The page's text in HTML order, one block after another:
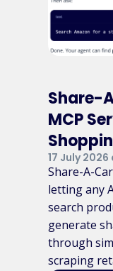
Share-
MCP
17 July 2026
Share-A-
letting any
search
generate
through
scraping